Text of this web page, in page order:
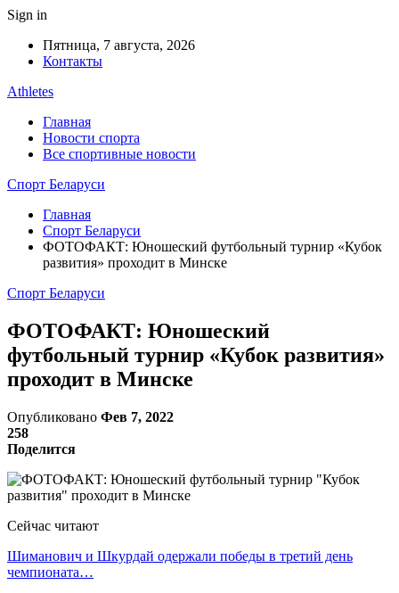
Sign in
Пятница, 7 августа, 2026
Контакты
Athletes
Главная
Новости спорта
Все спортивные новости
Спорт Беларуси
Главная
Спорт Беларуси
ФОТОФАКТ: Юношеский футбольный турнир «Кубок
развития» проходит в Минске
Спорт Беларуси
ФОТОФАКТ: Юношеский
футбольный турнир «Кубок развития»
проходит в Минске
Опубликовано Фев 7, 2022
258
Поделится
Сейчас читают
Шиманович и Шкурдай одержали победы в третий день
чемпионата…